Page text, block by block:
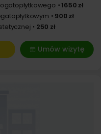
1650 zł
900 zł
250 zł
Umów wizytę